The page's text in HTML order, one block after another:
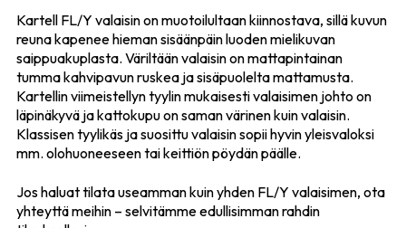
Kartell FL/Y valaisin on muotoilultaan kiinnostava, sillä kuvun
reuna kapenee hieman sisäänpäin luoden mielikuvan
saippuakuplasta. Väriltään valaisin on mattapintainan
tumma kahvipavun ruskea ja sisäpuolelta mattamusta.
Kartellin viimeistellyn tyylin mukaisesti valaisimen johto on
läpinäkyvä ja kattokupu on saman värinen kuin valaisin.
Klassisen tyylikäs ja suosittu valaisin sopii hyvin yleisvaloksi
mm. olohuoneeseen tai keittiön pöydän päälle.
Jos haluat tilata useamman kuin yhden FL/Y valaisimen, ota
yhteyttä meihin – selvitämme edullisimman rahdin